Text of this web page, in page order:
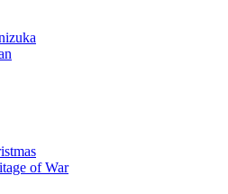
of War